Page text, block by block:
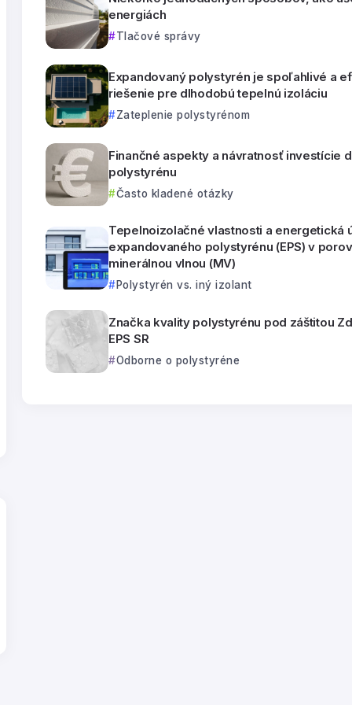
energiách
Tlačové správy
Expandovaný polystyrén je spoľahlivé a
riešenie pre dlhodobú tepelnú izoláciu
Zateplenie polystyrénom
Finančné aspekty a návratnosť investície
polystyrénu
Často kladené otázky
Tepelnoizolačné vlastnosti a energetická
expandovaného polystyrénu (EPS) v
minerálnou vlnou (MV)
Polystyrén vs. iný izolant
Značka kvality polystyrénu pod záštitou
EPS SR
Odborne o polystyréne